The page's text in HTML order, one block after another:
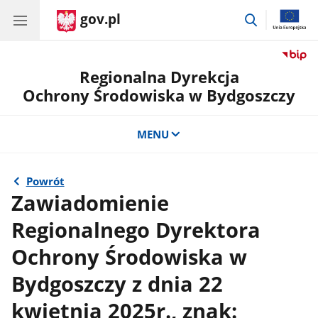
gov.pl
przejdź
Regionalna Dyrekcja
Ochrony Środowiska w Bydgoszczy
MENU
Powrót
Zawiadomienie
Regionalnego Dyrektora
Ochrony Środowiska w
Bydgoszczy z dnia 22
kwietnia 2025r., znak: